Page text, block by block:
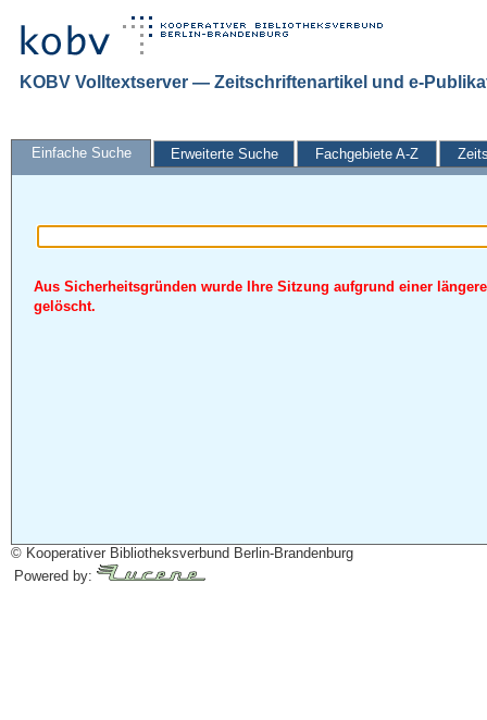
KOBV Volltextserver — Zeitschriftenartikel und e-
Einfache Suche Erweiterte Suche Fachgebiete A-Z
Aus Sicherheitsgründen wurde Ihre Sitzung aufgrund einer
gelöscht.
© Kooperativer Bibliotheksverbund Berlin-Brandenburg
Powered by: